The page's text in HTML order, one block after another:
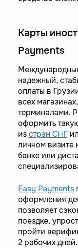
Карты
Payments
надежный,
оплаты в
всех
терминалами.
оформить
изстран СНГ
личном визите
банке или
Easy Payments
оформления
позволяет
поездке,
пройти
2 рабочих дней.